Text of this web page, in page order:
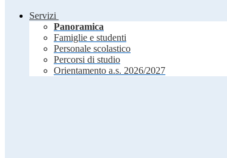
Servizi
Panoramica
Famiglie e studenti
Personale scolastico
Percorsi di studio
Orientamento a.s. 2026/2027